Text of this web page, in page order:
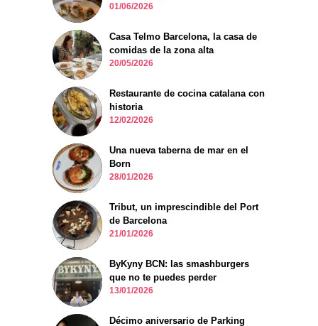
01/06/2026
Casa Telmo Barcelona, la casa de
comidas de la zona alta
20/05/2026
Restaurante de cocina catalana con
historia
12/02/2026
Una nueva taberna de mar en el
Born
28/01/2026
Tribut, un imprescindible del Port
de Barcelona
21/01/2026
ByKyny BCN: las smashburgers
que no te puedes perder
13/01/2026
Décimo aniversario de Parking